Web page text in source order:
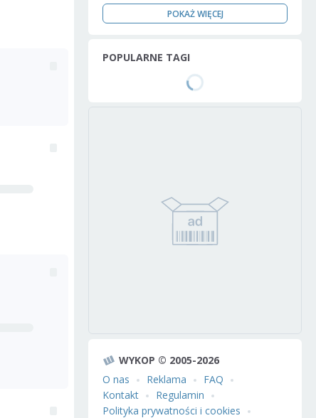
POKAŻ WIĘCEJ
POPULARNE TAGI
WYKOP © 2005-2026
O nas
Reklama
FAQ
Kontakt
Regulamin
Polityka prywatności i cookies